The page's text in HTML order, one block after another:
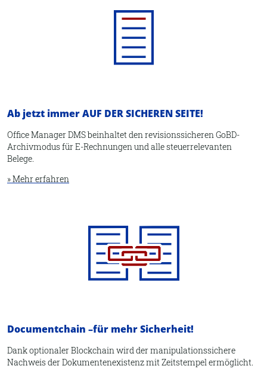
Ab jetzt immer AUF DER SICHEREN SEITE!
Office Manager DMS beinhaltet den revisions­sicheren GoBD-
Archivmodus für E-Rechnungen und alle steuerrelevanten
Belege.
» Mehr erfahren
Documentchain –für mehr Sicherheit!
Dank optionaler Blockchain wird der manipulationssichere
Nachweis der Dokumentenexistenz mit Zeitstempel ermöglicht.